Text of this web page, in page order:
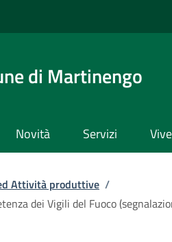
di Martinengo
Novità Servizi
pane
Attività produttive /
dei Vigili del Fuoco